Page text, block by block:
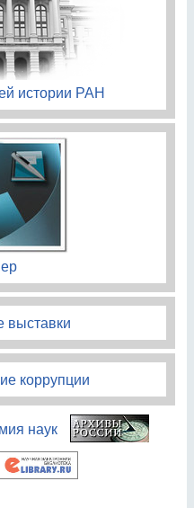
истории РАН
выставки
коррупции